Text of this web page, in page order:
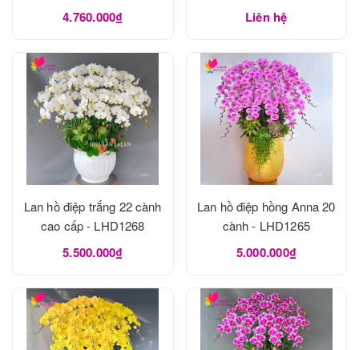
4.760.000₫ Liên hệ
Lan hồ điệp trắng 22 cành
cao cấp - LHD1268
5.500.000₫
Lan hồ điệp hồng Anna 20
cành - LHD1265
5.000.000₫